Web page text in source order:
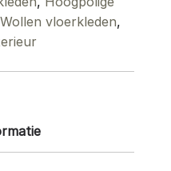
Wollen vloerkleden,